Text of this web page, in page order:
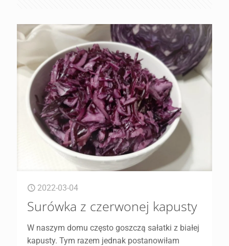
2022-03-04
Surówka z czerwonej kapusty
W naszym domu często goszczą sałatki z białej
kapusty. Tym razem jednak postanowiłam